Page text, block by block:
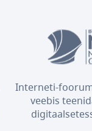
Interneti-
veebis